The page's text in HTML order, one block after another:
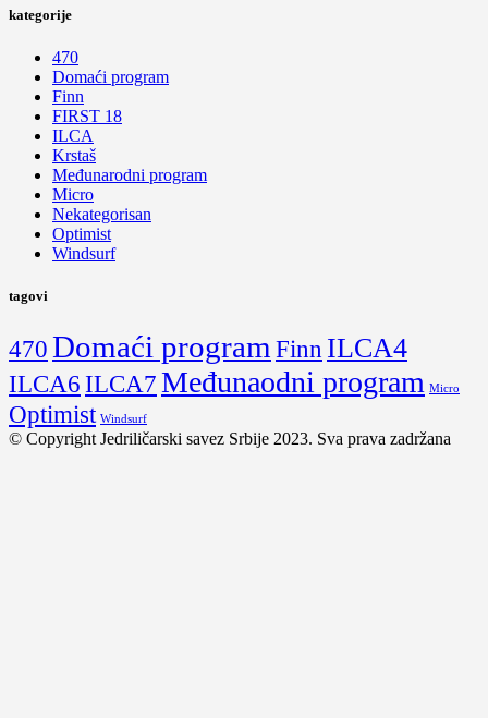
kategorije
470
Domaći program
Finn
FIRST 18
ILCA
Krstaš
Međunarodni program
Micro
Nekategorisan
Optimist
Windsurf
tagovi
470Domaći program Finn ILCA4
ILCA6ILCA7Međunaodni program Micro
Optimist Windsurf
© Copyright Jedriličarski savez Srbije 2023. Sva prava zadržana